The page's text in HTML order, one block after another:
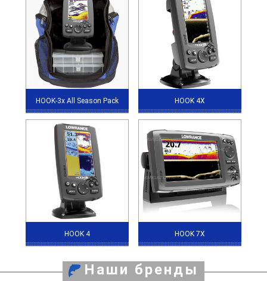
HOOK-3x All Season Pack HOOK 4X
HOOK 4 HOOK 7X
Наши бренды